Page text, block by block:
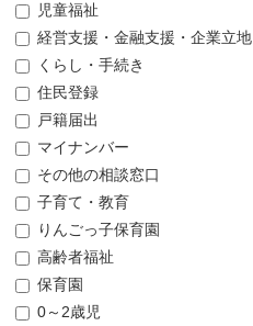
児童福祉
経営支援・金融支援・企業立地
くらし・手続き
住民登録
戸籍届出
マイナンバー
その他の相談窓口
子育て・教育
りんごっ子保育園
高齢者福祉
保育園
0～2歳児